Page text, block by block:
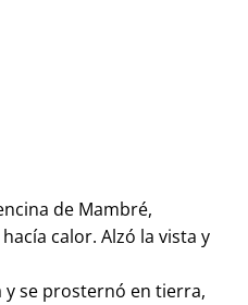
de Mambré,
calor. Alzó la vista y
se prosternó en tierra,